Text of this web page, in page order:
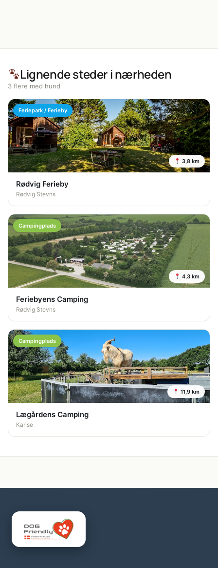
Lignende steder i nærheden
3 flere med hund
Feriepark / Ferieby
3,8 km
Rødvig Ferieby
Rødvig Stevns
Campingplads
4,3 km
Feriebyens Camping
Rødvig Stevns
Campingplads
11,9 km
Lægårdens Camping
Karise